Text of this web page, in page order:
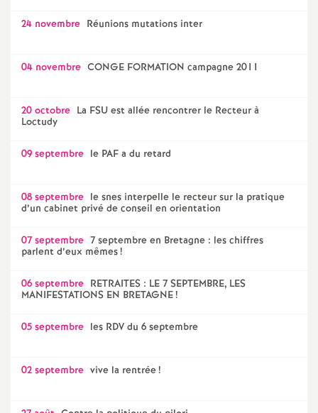
24 novembre Réunions mutations inter
04 novembre CONGE FORMATION campagne 2011
20 octobre La FSU est allée rencontrer le Recteur à
Loctudy
09 septembre le PAF a du retard
08 septembre le snes interpelle le recteur sur la pratique
d’un cabinet privé de conseil en orientation
07 septembre 7 septembre en Bretagne : les chiffres
parlent d’eux mêmes!
06 septembre RETRAITES : LE 7 SEPTEMBRE, LES
MANIFESTATIONS EN BRETAGNE!
05 septembre les RDV du 6 septembre
02 septembre vive la rentrée!